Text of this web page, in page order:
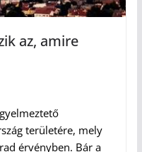
az, amire
területére, mely
érvényben. Bár a